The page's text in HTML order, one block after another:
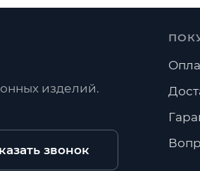
изделий.
звонок